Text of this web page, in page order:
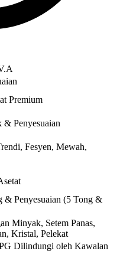
Premium
& Penyesuaian
Fesyen, Mewah,
& Penyesuaian (5 Tong &
Minyak, Setem Panas,
Kristal, Pelekat
Dilindungi oleh Kawalan